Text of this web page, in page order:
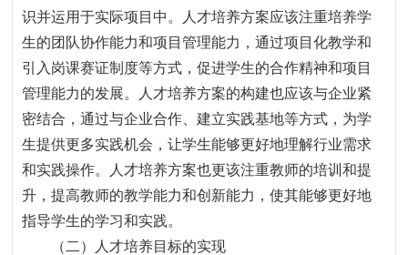
识并运用于实际项目中。人才培养方案应该注重培养学
生的团队协作能力和项目管理能力，通过项目化教学和
引入岗课赛证制度等方式，促进学生的合作精神和项目
管理能力的发展。人才培养方案的构建也应该与企业紧
密结合，通过与企业合作、建立实践基地等方式，为学
生提供更多实践机会，让学生能够更好地理解行业需求
和实践操作。人才培养方案也更该注重教师的培训和提
升，提高教师的教学能力和创新能力，使其能够更好地
指导学生的学习和实践。
（二）人才培养目标的实现